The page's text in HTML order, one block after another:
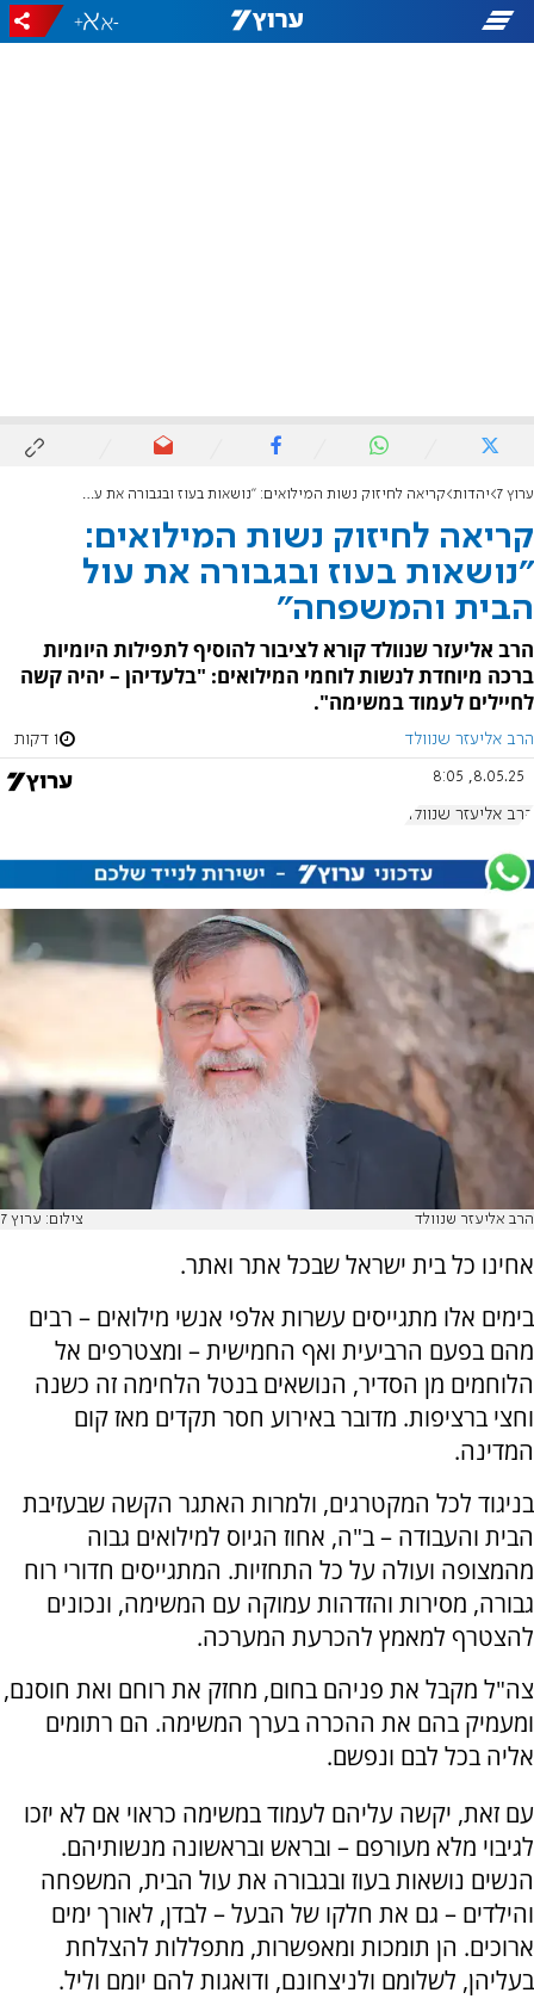
-
+
ערוץ 7 יהדות קריאה לחיזוק נשות המילואים: "נושאות בעוז ובגבורה את עול הבית והמשפחה"
קריאה לחיזוק נשות המילואים:
"נושאות בעוז ובגבורה את עול
הבית והמשפחה"
הרב אליעזר שנוולד קורא לציבור להוסיף לתפילות היומיות
ברכה מיוחדת לנשות לוחמי המילואים: "בלעדיהן – יהיה קשה
לחיילים לעמוד במשימה".
הרב אליעזר שנוולד 1 דקות
8.05.25, 8:05
הרב אליעזר שנוולד
הרב אליעזר שנוולד צילום: ערוץ 7
אחינו כל בית ישראל שבכל אתר ואתר.
בימים אלו מתגייסים עשרות אלפי אנשי מילואים – רבים
מהם בפעם הרביעית ואף החמישית – ומצטרפים אל
הלוחמים מן הסדיר, הנושאים בנטל הלחימה זה כשנה
וחצי ברציפות. מדובר באירוע חסר תקדים מאז קום
המדינה.
בניגוד לכל המקטרגים, ולמרות האתגר הקשה שבעזיבת
הבית והעבודה – ב"ה, אחוז הגיוס למילואים גבוה
מהמצופה ועולה על כל התחזיות. המתגייסים חדורי רוח
גבורה, מסירות והזדהות עמוקה עם המשימה, ונכונים
להצטרף למאמץ להכרעת המערכה.
צה"ל מקבל את פניהם בחום, מחזק את רוחם ואת חוסנם,
ומעמיק בהם את ההכרה בערך המשימה. הם רתומים
אליה בכל לבם ונפשם.
עם זאת, יקשה עליהם לעמוד במשימה כראוי אם לא יזכו
לגיבוי מלא מעורפם – ובראש ובראשונה מנשותיהם.
הנשים נושאות בעוז ובגבורה את עול הבית, המשפחה
והילדים – גם את חלקו של הבעל – לבדן, לאורך ימים
ארוכים. הן תומכות ומאפשרות, מתפללות להצלחת
בעליהן, לשלומם ולניצחונם, ודואגות להם יומם וליל.